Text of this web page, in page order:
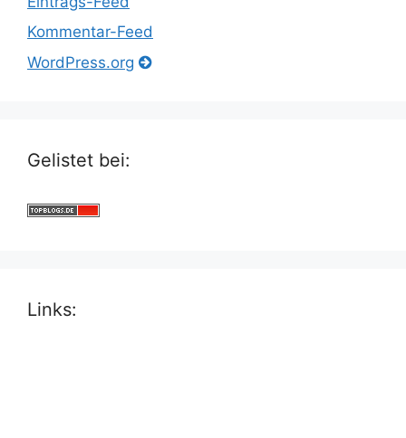
Kommentar-Feed
WordPress.org
Gelistet bei:
Links: